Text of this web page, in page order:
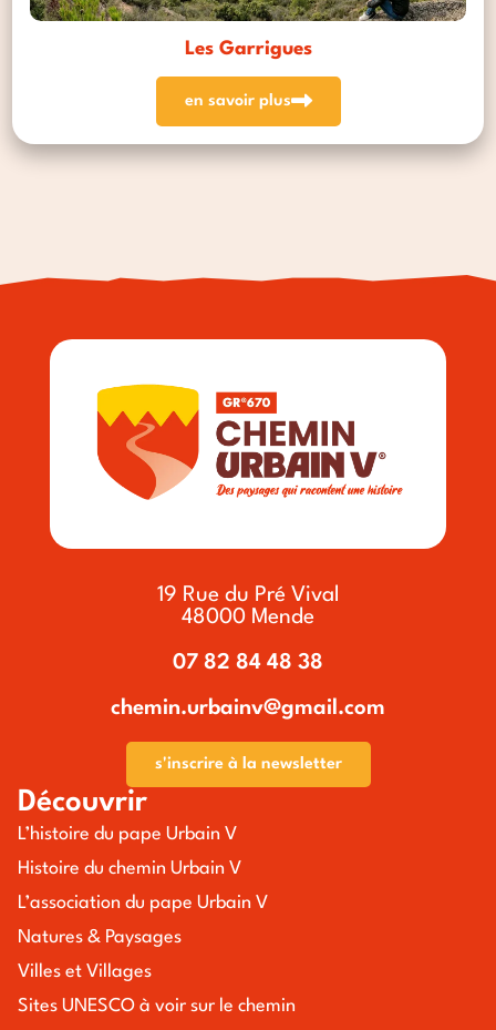
Les Garrigues
en savoir plus
19 Rue du Pré Vival
48000 Mende
07 82 84 48 38
chemin.urbainv@gmail.com
s'inscrire à la newsletter
Découvrir
L’histoire du pape Urbain V
Histoire du chemin Urbain V
L’association du pape Urbain V
Natures & Paysages
Villes et Villages
Sites UNESCO à voir sur le chemin